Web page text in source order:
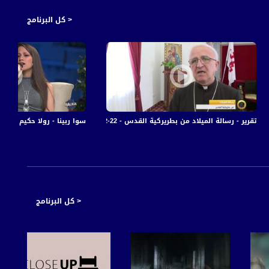
< كل البرنامج
سوا ربينا - رولا حكيم - #رمضان_بالبلد - 22-6- تقرير - رسالة الميلاد من بطريركية القدس - 22-12-2016- #صباحنا_غير- مساواة
< كل البرنامج